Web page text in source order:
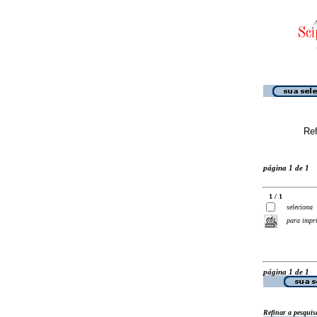
página 1 de 1
1 / 1
seleciona
para
página 1 de 1
Refinar a